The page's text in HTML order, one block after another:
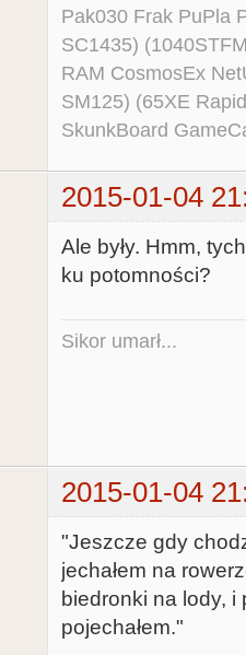
Pak030 Frak PuPla
SC1435)
RAM CosmosEx
SM125) (65XE
SkunkBoard
2015-01-04
Ale były. Hmm,
ku potomności?
Sikor umarł...
2015-01-04
"Jeszcze gdy
jechałem na
biedronki na lody,
pojechałem."